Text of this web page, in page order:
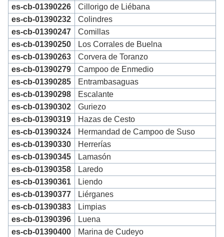
es-cb-01390226
Cillorigo de Liébana
es-cb-01390232
Colindres
es-cb-01390247
Comillas
es-cb-01390250
Los Corrales de Buelna
es-cb-01390263
Corvera de Toranzo
es-cb-01390279
Campoo de Enmedio
es-cb-01390285
Entrambasaguas
es-cb-01390298
Escalante
es-cb-01390302
Guriezo
es-cb-01390319
Hazas de Cesto
es-cb-01390324
Hermandad de Campoo de Suso
es-cb-01390330
Herrerías
es-cb-01390345
Lamasón
es-cb-01390358
Laredo
es-cb-01390361
Liendo
es-cb-01390377
Liérganes
es-cb-01390383
Limpias
es-cb-01390396
Luena
es-cb-01390400
Marina de Cudeyo